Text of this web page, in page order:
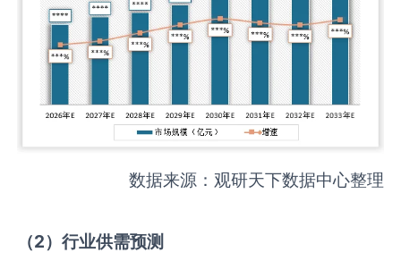
数据来源：观研天下数据中心整理
（2）行业供需预测